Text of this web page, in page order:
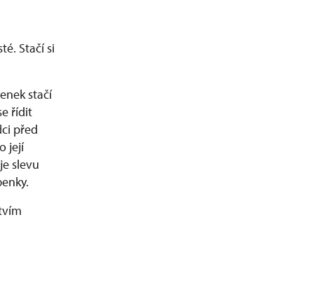
Stačí si
stačí
řídit
před
její
slevu